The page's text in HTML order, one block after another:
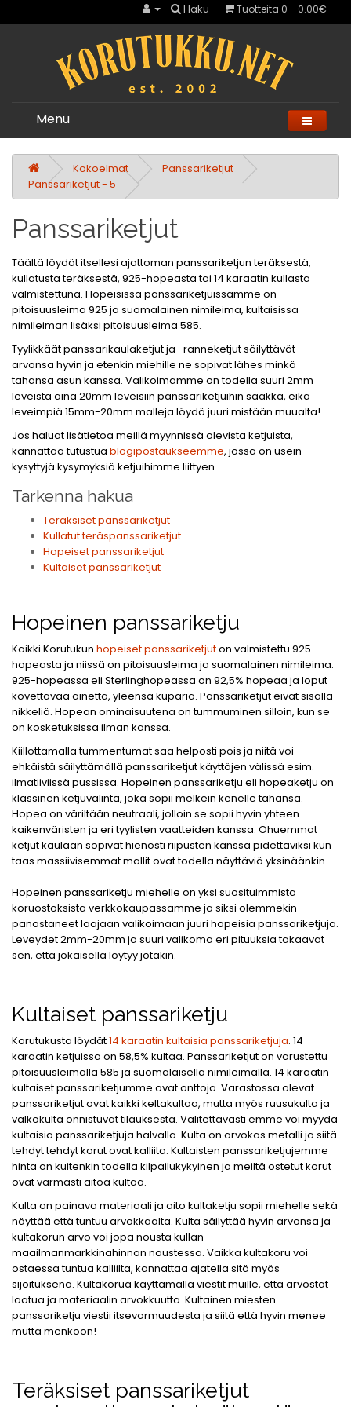
Haku Tuotteita 0 - 0.00€
Menu
Kokoelmat
Panssariketjut
Panssariketjut - 5
Panssariketjut
Täältä löydät itsellesi ajattoman panssariketjun teräksestä,
kullatusta teräksestä, 925-hopeasta tai 14 karaatin kullasta
valmistettuna. Hopeisissa panssariketjuissamme on
pitoisuusleima 925 ja suomalainen nimileima, kultaisissa
nimileiman lisäksi pitoisuusleima 585.
Tyylikkäät panssarikaulaketjut ja -ranneketjut säilyttävät
arvonsa hyvin ja etenkin miehille ne sopivat lähes minkä
tahansa asun kanssa. Valikoimamme on todella suuri 2mm
leveistä aina 20mm leveisiin panssariketjuihin saakka, eikä
leveimpiä 15mm-20mm malleja löydä juuri mistään muualta!
Jos haluat lisätietoa meillä myynnissä olevista ketjuista,
kannattaa tutustua blogipostaukseemme, jossa on usein
kysyttyjä kysymyksiä ketjuihimme liittyen.
Tarkenna hakua
Teräksiset panssariketjut
Kullatut teräspanssariketjut
Hopeiset panssariketjut
Kultaiset panssariketjut
Hopeinen panssariketju
Kaikki Korutukun hopeiset panssariketjuton valmistettu 925-
hopeasta ja niissä on pitoisuusleima ja suomalainen nimileima.
925-hopeassa eli Sterlinghopeassa on 92,5% hopeaa ja loput
kovettavaa ainetta, yleensä kuparia. Panssariketjut eivät sisällä
nikkeliä. Hopean ominaisuutena on tummuminen silloin, kun se
on kosketuksissa ilman kanssa.
Kiillottamalla tummentumat saa helposti pois ja niitä voi
ehkäistä säilyttämällä panssariketjut käyttöjen välissä esim.
ilmatiiviissä pussissa. Hopeinen panssariketju eli hopeaketju on
klassinen ketjuvalinta, joka sopii melkein kenelle tahansa.
Hopea on väriltään neutraali, jolloin se sopii hyvin yhteen
kaikenväristen ja eri tyylisten vaatteiden kanssa. Ohuemmat
ketjut kaulaan sopivat hienosti riipusten kanssa pidettäviksi kun
taas massiivisemmat mallit ovat todella näyttäviä yksinäänkin.
Hopeinen panssariketju miehelle on yksi suosituimmista
koruostoksista verkkokaupassamme ja siksi olemmekin
panostaneet laajaan valikoimaan juuri hopeisia panssariketjuja.
Leveydet 2mm-20mm ja suuri valikoma eri pituuksia takaavat
sen, että jokaisella löytyy jotakin.
Kultaiset panssariketju
Korutukusta löydät14 karaatin kultaisia panssariketjuja. 14
karaatin ketjuissa on 58,5% kultaa. Panssariketjut on varustettu
pitoisuusleimalla 585 ja suomalaisella nimileimalla. 14 karaatin
kultaiset panssariketjumme ovat onttoja. Varastossa olevat
panssariketjut ovat kaikki keltakultaa, mutta myös ruusukulta ja
valkokulta onnistuvat tilauksesta. Valitettavasti emme voi myydä
kultaisia panssariketjuja halvalla. Kulta on arvokas metalli ja siitä
tehdyt tehdyt korut ovat kalliita. Kultaisten panssariketjujemme
hinta on kuitenkin todella kilpailukykyinen ja meiltä ostetut korut
ovat varmasti aitoa kultaa.
Kulta on painava materiaali ja aito kultaketju sopii miehelle sekä
näyttää että tuntuu arvokkaalta. Kulta säilyttää hyvin arvonsa ja
kultakorun arvo voi jopa nousta kullan
maailmanmarkkinahinnan noustessa. Vaikka kultakoru voi
ostaessa tuntua kalliilta, kannattaa ajatella sitä myös
sijoituksena. Kultakorua käyttämällä viestit muille, että arvostat
laatua ja materiaalin arvokkuutta. Kultainen miesten
panssariketju viestii itsevarmuudesta ja siitä että hyvin menee
mutta menköön!
Teräksiset panssariketjut